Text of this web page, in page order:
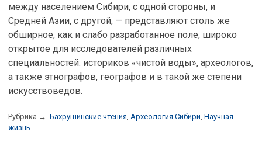
между населением Сибири, с одной стороны, и
Средней Азии, с другой, — представляют столь же
обширное, как и слабо разработанное поле, широко
открытое для исследователей различных
специальностей: историков «чистой воды», археологов,
а также этнографов, географов и в такой же степени
искусствоведов.
Рубрика → Бахрушинские чтения Археология Сибири Научная
жизнь